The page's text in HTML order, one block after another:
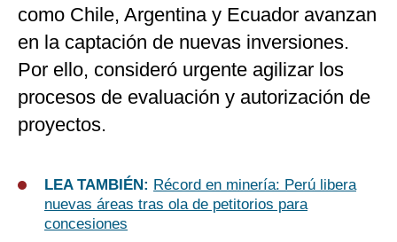
como Chile, Argentina y Ecuador avanzan
en la captación de nuevas inversiones.
Por ello, consideró urgente agilizar los
procesos de evaluación y autorización de
proyectos.
LEA TAMBIÉN: Récord en minería: Perú libera
nuevas áreas tras ola de petitorios para
concesiones